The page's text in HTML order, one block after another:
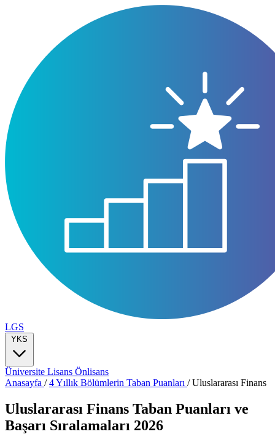
LGS
YKS
Üniversite Lisans Önlisans
Anasayfa /4 Yıllık Bölümlerin Taban Puanları /Uluslararası Finans
Uluslararası Finans Taban Puanları ve
Başarı Sıralamaları 2026